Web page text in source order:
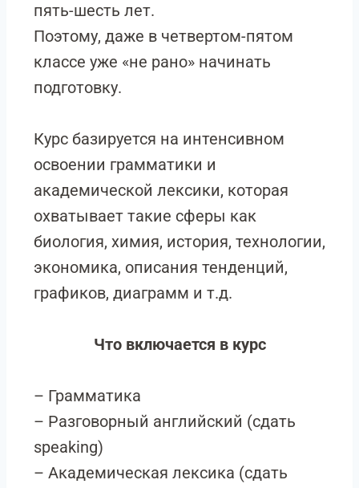
пять-шесть лет.
Поэтому, даже в четвертом-пятом
классе уже «не рано» начинать
подготовку.
Курс базируется на интенсивном
освоении грамматики и
академической лексики, которая
охватывает такие сферы как
биология, химия, история, технологии,
экономика, описания тенденций,
графиков, диаграмм и т.д.
Что включается в курс
– Грамматика
– Разговорный английский (сдать
speaking)
– Академическая лексика (сдать